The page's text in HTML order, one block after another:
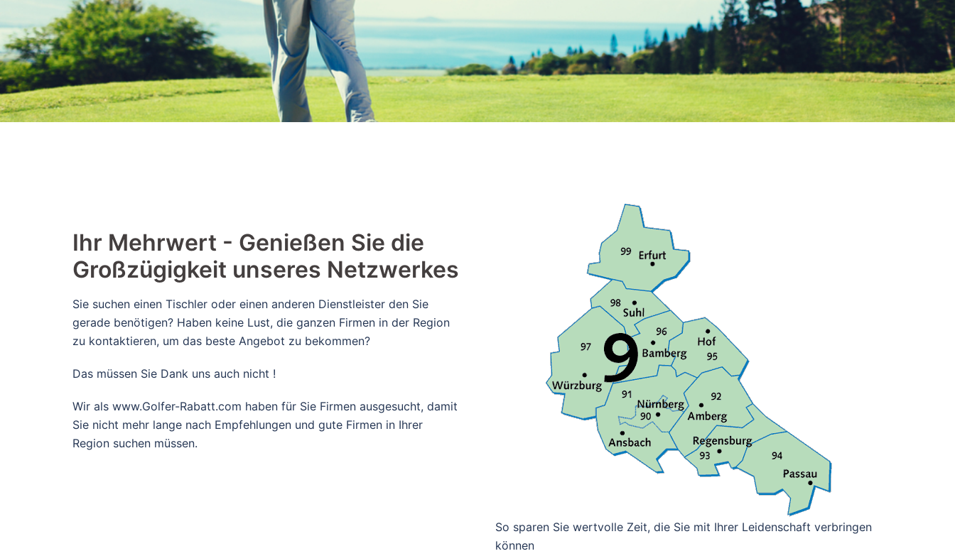
​​Ihr Mehrwert - Genießen Sie die
Großzügigkeit unseres Netzwerkes
Sie suchen einen Tischler oder einen anderen Dienstleister den Sie
gerade benötigen? Haben keine Lust, die ganzen Firmen in der Region
zu kontaktieren, um das beste Angebot zu bekommen?
Das müssen Sie Dank uns auch nicht !
Wir als www.Golfer-Rabatt.com haben für Sie Firmen ausgesucht, damit
Sie nicht mehr lange nach Empfehlungen und gute Firmen in Ihrer
Region suchen müssen.
So sparen Sie wertvolle Zeit, die Sie mit Ihrer Leidenschaft verbringen
können